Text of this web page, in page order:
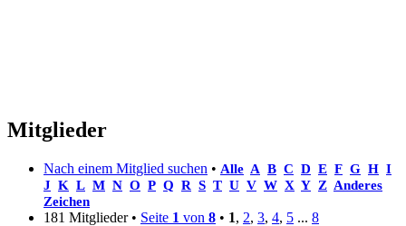
Mitglieder
Nach einem Mitglied suchen • Alle A B C D E F G H I
J K L M N O P Q R S T U V W X Y Z Anderes
Zeichen
181 Mitglieder • Seite 1 von 8 • 1, 2, 3, 4, 5 ... 8